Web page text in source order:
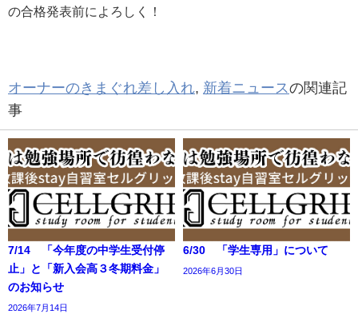
の合格発表前によろしく！
オーナーのきまぐれ差し入れ, 新着ニュースの関連記
事
7/14 「今年度の中学生受付停
止」と「新入会高３冬期料金」
のお知らせ
2026年7月14日
6/30 「学生専用」について
2026年6月30日